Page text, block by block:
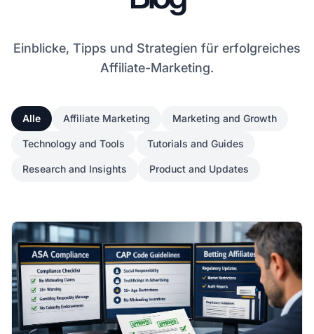
Einblicke, Tipps und Strategien für erfolgreiches
Affiliate-Marketing.
Alle Affiliate Marketing Marketing and Growth
Technology and Tools Tutorials and Guides
Research and Insights Product and Updates